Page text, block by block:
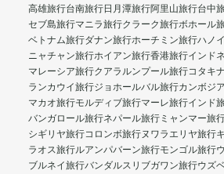
高雄旅行台南旅行日月潭旅行阿里山旅行台中
セブ島旅行マニラ旅行クラーク旅行ボホール
ベトナム旅行ダナン旅行ホーチミン旅行ハノ
ニャチャン旅行ホイアン旅行香港旅行インド
マレーシア旅行クアラルンプール旅行コタキ
ランカウイ旅行ジョホールバル旅行カンボジ
マカオ旅行モルディブ旅行マーレ旅行インド
バンガロール旅行ネパール旅行 ミャンマー旅
シギリヤ旅行コロンボ旅行ヌワラエリヤ旅行
ラオス旅行ルアンパバーン旅行モンゴル旅行
ブルネイ旅行バンダルスリブガワン旅行ウズ